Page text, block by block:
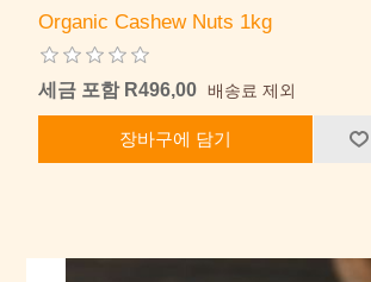
Organic Cashew Nuts 1kg
세금 포함 R496,00 배송료 제외
장바구에 담기